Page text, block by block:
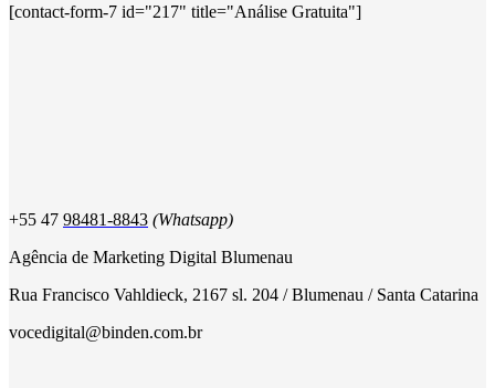
[contact-form-7 id="217" title="Análise Gratuita"]
+55 47 98481-8843 (Whatsapp)
Agência de Marketing Digital Blumenau
Rua Francisco Vahldieck, 2167 sl. 204 / Blumenau / Santa Catarina
vocedigital@binden.com.br